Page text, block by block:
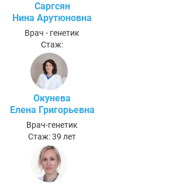
Саргсян
Нина Арутюновна
Врач - генетик
Стаж:
Окунева
Елена Григорьевна
Врач-генетик
Стаж: 39 лет